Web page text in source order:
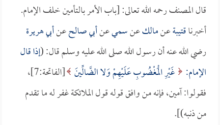
قال المصنف رحمه الله تعالى: [باب الأمر بالتأمين خلف الإمام.
أخبرناقتيبةعنمالكعنسميعنأبي صالحعنأبي هريرة
رضي الله عنه أن رسول الله صلى الله عليه وسلم قال: (إذا قال
الإمام: غَيْرِ الْمَغْضُوبِ عَلَيْهِمْ وَلا الضَّالِّينَ
[الفاتحة:7]،
فقولوا: آمين، فإنه من وافق قوله قول الملائكة غفر له ما تقدم
من ذنبه)].